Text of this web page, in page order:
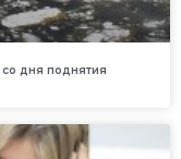
дня поднятия